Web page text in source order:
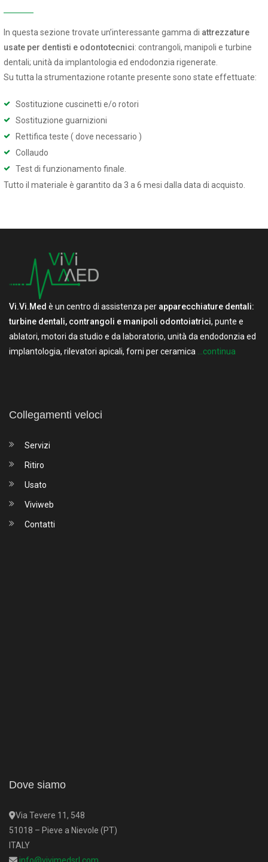
In questa sezione trovate un’interessante gamma di attrezzature
usate per dentisti e odontotecnici: contrangoli, manipoli e turbine
dentali; unità da implantologia ed endodonzia rigenerate.
Su tutta la strumentazione rotante presente sono state effettuate:
Sostituzione cuscinetti e/o rotori
Sostituzione guarnizioni
Rettifica teste ( dove necessario )
Collaudo
Test di funzionamento finale.
Tutto il materiale è garantito da 3 a 6 mesi dalla data di acquisto.
Vi.Vi.Med è un centro di assistenza per apparecchiature dentali:
turbine dentali, contrangoli e manipoli odontoiatrici, punte e
ablatori, motori da studio e da laboratorio, unità da endodonzia ed
implantologia, rilevatori apicali, forni per ceramica
...continua
Collegamenti veloci
Servizi
Ritiro
Usato
Viviweb
Contatti
Dove siamo
Via Tevere 11, 548
51018 – Pieve a Nievole (PT)
ITALY
info@vivimedsrl.com